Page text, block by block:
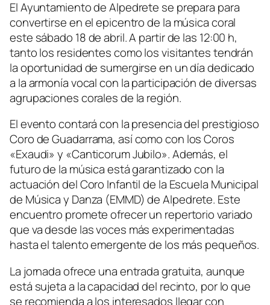
El Ayuntamiento de Alpedrete se prepara para
convertirse en el epicentro de la música coral
este sábado 18 de abril. A partir de las 12:00 h,
tanto los residentes como los visitantes tendrán
la oportunidad de sumergirse en un día dedicado
a la armonía vocal con la participación de diversas
agrupaciones corales de la región.
El evento contará con la presencia del prestigioso
Coro de Guadarrama, así como con los Coros
«Exaudi» y «Canticorum Jubilo». Además, el
futuro de la música está garantizado con la
actuación del Coro Infantil de la Escuela Municipal
de Música y Danza (EMMD) de Alpedrete. Este
encuentro promete ofrecer un repertorio variado
que va desde las voces más experimentadas
hasta el talento emergente de los más pequeños.
La jornada ofrece una entrada gratuita, aunque
está sujeta a la capacidad del recinto, por lo que
se recomienda a los interesados llegar con